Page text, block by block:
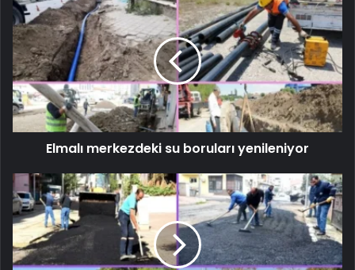
Elmalı merkezdeki su boruları yenileniyor